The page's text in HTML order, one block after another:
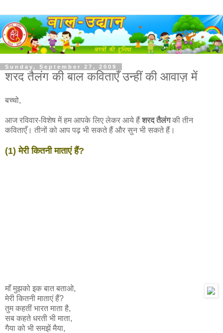
Sunday, September 27, 2009
शरद तैलंग की बाल कविताएँ उन्हीं की आवाज़ में
बच्चो,
आज रविवार-विशेष में हम आपके लिए लेकर आये हैंशरद तैलंगकी तीन
कविताएँ। तीनों को आप पढ़ भी सकते हैं और सुन भी सकते हैं।
(1) मेरी कितनी माताएं हैं?
माँ मुझको इक बात बताओ,
मेरी कितनी माताएं हैं?
तुम कहतीं भारत माता है,
सब कहते धरती भी माता,
गैया को भी समझें मैया,